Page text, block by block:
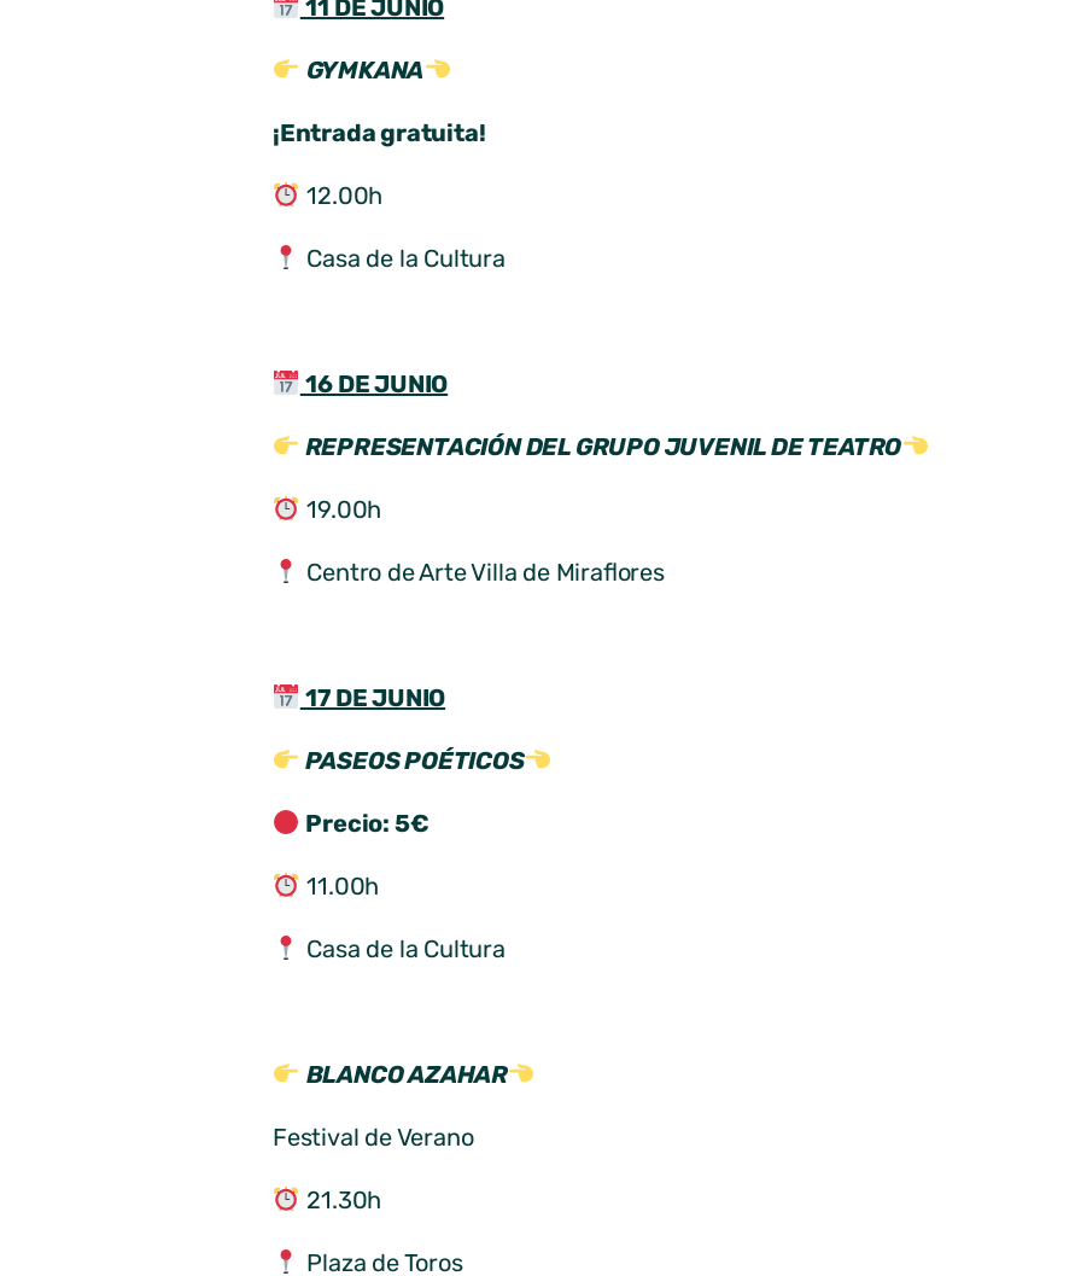
11 DE JUNIO
GYMKANA
¡Entrada gratuita!
12.00h
Casa de la Cultura
16 DE JUNIO
REPRESENTACIÓN DEL GRUPO JUVENIL DE TEATRO
19.00h
Centro de Arte Villa de Miraflores
17 DE JUNIO
PASEOS POÉTICOS
Precio: 5€
11.00h
Casa de la Cultura
BLANCO AZAHAR
Festival de Verano
21.30h
Plaza de Toros